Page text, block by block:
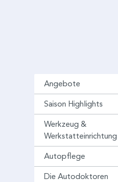
Angebote
Saison Highlights
Werkzeug &
Werkstatteinrichtung
Autopflege
Die Autodoktoren